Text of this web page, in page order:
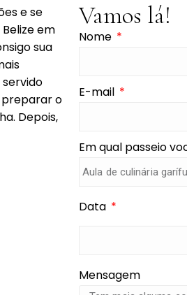
e se
em
sua
o
Depois,
Vamos lá!
Nome
E-mail
Em qual passeio
Data
Mensagem